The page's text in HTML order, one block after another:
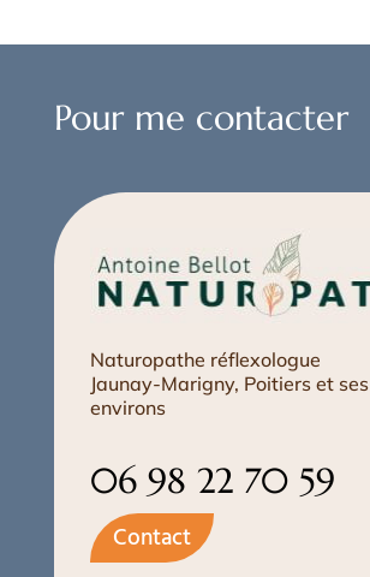
Pour me contacter
Naturopathe réflexologue
Jaunay-Marigny, Poitiers et ses
environs
06 98 22 70 59
Contact